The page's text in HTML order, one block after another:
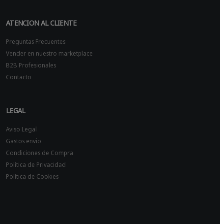
ATENCION AL CLIENTE
Preguntas Frecuentes
Vender en nuestro marketplace
B2B Profesionales
Contacto
LEGAL
Aviso Legal
Gastos envio
Condiciones de Compra
Política de Privacidad
Política de Cookies